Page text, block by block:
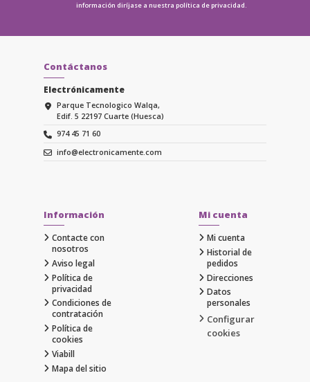
información diríjase a nuestra política de privacidad.
Contáctanos
Electrónicamente
Parque Tecnologico Walqa,
Edif. 5 22197 Cuarte (Huesca)
974 45 71 60
info@electronicamente.com
Información
Contacte con
nosotros
Aviso legal
Política de
privacidad
Condiciones de
contratación
Política de
cookies
Viabill
Mapa del sitio
Mi cuenta
Mi cuenta
Historial de
pedidos
Direcciones
Datos
personales
Configurar
cookies